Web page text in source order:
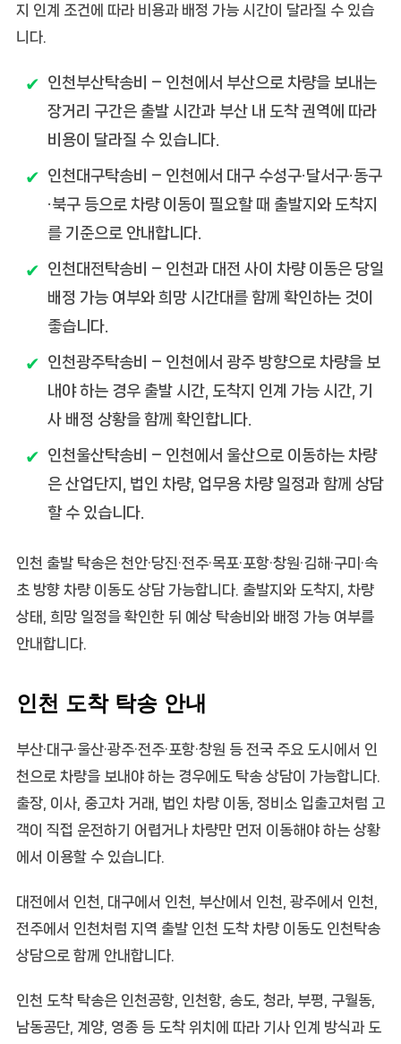
지 인계 조건에 따라 비용과 배정 가능 시간이 달라질 수 있습
니다.
인천부산탁송비
– 인천에서 부산으로 차량을 보내는
장거리 구간은 출발 시간과 부산 내 도착 권역에 따라
비용이 달라질 수 있습니다.
인천대구탁송비
– 인천에서 대구 수성구·달서구·동구
·북구 등으로 차량 이동이 필요할 때 출발지와 도착지
를 기준으로 안내합니다.
인천대전탁송비
– 인천과 대전 사이 차량 이동은 당일
배정 가능 여부와 희망 시간대를 함께 확인하는 것이
좋습니다.
인천광주탁송비
– 인천에서 광주 방향으로 차량을 보
내야 하는 경우 출발 시간, 도착지 인계 가능 시간, 기
사 배정 상황을 함께 확인합니다.
인천울산탁송비
– 인천에서 울산으로 이동하는 차량
은 산업단지, 법인 차량, 업무용 차량 일정과 함께 상담
할 수 있습니다.
인천 출발 탁송은 천안·당진·전주·목포·포항·창원·김해·구미·속
초 방향 차량 이동도 상담 가능합니다. 출발지와 도착지, 차량
상태, 희망 일정을 확인한 뒤 예상 탁송비와 배정 가능 여부를
안내합니다.
인천 도착 탁송 안내
부산·대구·울산·광주·전주·포항·창원 등 전국 주요 도시에서 인
천으로 차량을 보내야 하는 경우에도 탁송 상담이 가능합니다.
출장, 이사, 중고차 거래, 법인 차량 이동, 정비소 입출고처럼 고
객이 직접 운전하기 어렵거나 차량만 먼저 이동해야 하는 상황
에서 이용할 수 있습니다.
대전에서 인천, 대구에서 인천, 부산에서 인천, 광주에서 인천,
전주에서 인천처럼 지역 출발 인천 도착 차량 이동도 인천탁송
상담으로 함께 안내합니다.
인천 도착 탁송은 인천공항, 인천항, 송도, 청라, 부평, 구월동,
남동공단, 계양, 영종 등 도착 위치에 따라 기사 인계 방식과 도